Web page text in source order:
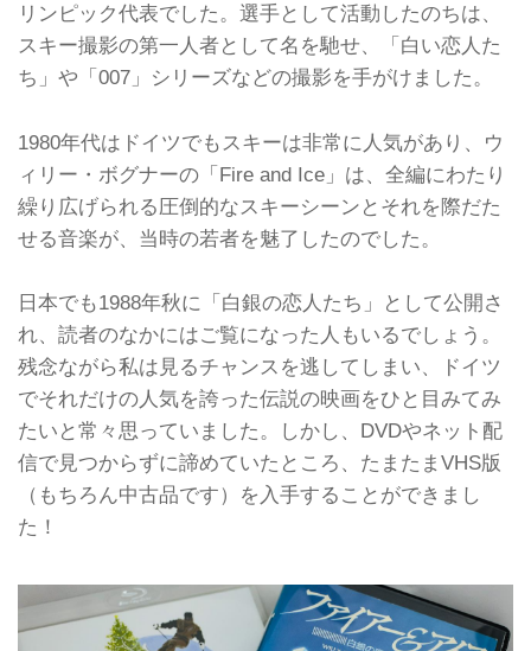
リンピック代表でした。選手として活動したのちは、
スキー撮影の第一人者として名を馳せ、「白い恋人た
ち」や「007」シリーズなどの撮影を手がけました。
1980年代はドイツでもスキーは非常に人気があり、ウ
ィリー・ボグナーの「Fire and Ice」は、全編にわたり
繰り広げられる圧倒的なスキーシーンとそれを際だた
せる音楽が、当時の若者を魅了したのでした。
日本でも1988年秋に「白銀の恋人たち」として公開さ
れ、読者のなかにはご覧になった人もいるでしょう。
残念ながら私は見るチャンスを逃してしまい、ドイツ
でそれだけの人気を誇った伝説の映画をひと目みてみ
たいと常々思っていました。しかし、DVDやネット配
信で見つからずに諦めていたところ、たまたまVHS版
（もちろん中古品です）を入手することができまし
た！